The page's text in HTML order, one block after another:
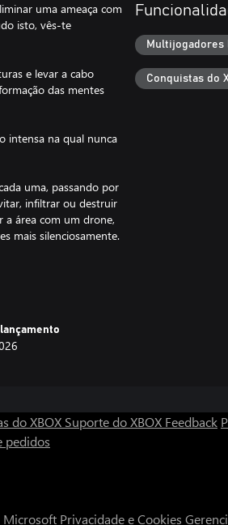
uma ameaça com
isto, vês-te
e levar a cabo
das mentes
intensa na qual nunca
uma, passando por
infiltrar ou destruir
a área com um drone,
mais silenciosamente.
do dia e as
disputar o
Multijogadores
Conquistas do
do XBOX Suporte do XBOX Feedback
pedidos
Microsoft Privacidade e Cookies